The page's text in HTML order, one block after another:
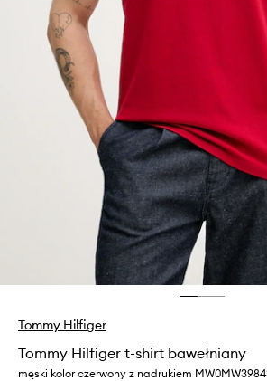
Tommy Hilfiger
Tommy Hilfiger t-shirt bawełniany
męski kolor czerwony z nadrukiem